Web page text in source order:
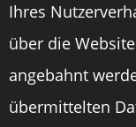
Ihres
über die
angebahnt
übermittelten